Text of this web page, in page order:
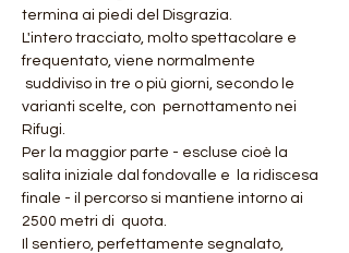
termina ai piedi del Disgrazia.
L'intero tracciato, molto spettacolare e
frequentato, viene normalmente
suddiviso in tre o più giorni, secondo le
varianti scelte, con  pernottamento nei
Rifugi.
Per la maggior parte - escluse cioè la
salita iniziale dal fondovalle e  la ridiscesa
finale - il percorso si mantiene intorno ai
2500 metri di  quota.
Il sentiero, perfettamente segnalato,